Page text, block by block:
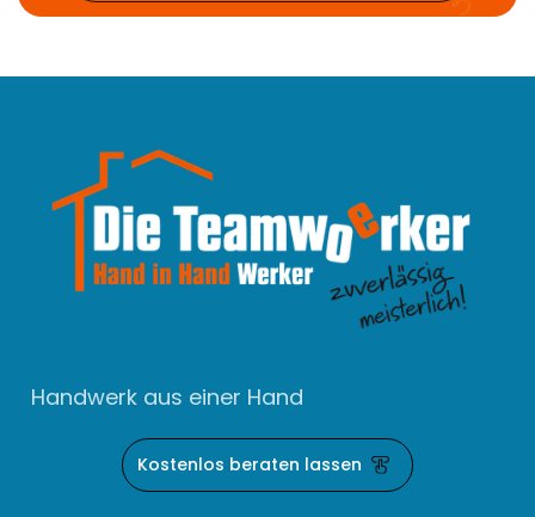
Handwerk aus einer Hand
Kostenlos beraten lassen